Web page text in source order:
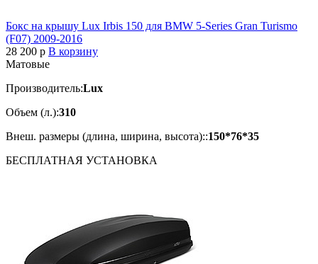
Бокс на крышу Lux Irbis 150 для BMW 5-Series Gran Turismo
(F07) 2009-2016
28 200 p В корзину
Матовые
Производитель:Lux
Объем (л.):310
Внеш. размеры (длина, ширина, высота)::150*76*35
БЕСПЛАТНАЯ УСТАНОВКА